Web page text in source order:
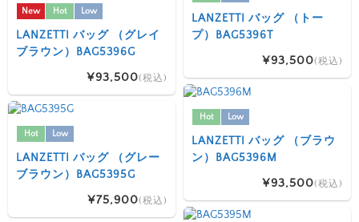
LANZETTI バッグ （トー
プ）BAG5396T
¥93,500(税込)
New Hot Low
LANZETTI バッグ （グレイ
ブラウン）BAG5396G
¥93,500(税込)
Hot Low
LANZETTI バッグ （ブラウ
ン）BAG5396M
¥93,500(税込)
Hot Low
LANZETTI バッグ （グレー
ブラウン）BAG5395G
¥75,900(税込)